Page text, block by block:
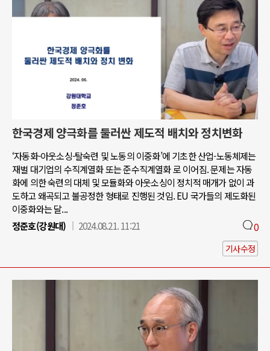
한국경제 양극화를 둘러싼 제도적 배치와 정치변화
‘자동화-아웃소싱-탈숙련 및 노동의 이중화’에 기초한 산업-노동체제는
재벌 대기업의 수직계열화 또는 준수직계열화 로 이어짐. 문제는 자동
화에 의한 숙련의 대체 및 모듈화와 아웃소싱이 정치적 매개가 없이 과
도하고 왜곡되고 불공정한 형태로 진행된 것임. EU 국가들의 제도화된
이중화와는 달...
정준호(강원대)
2024.08.21. 11:21 0
기사수정